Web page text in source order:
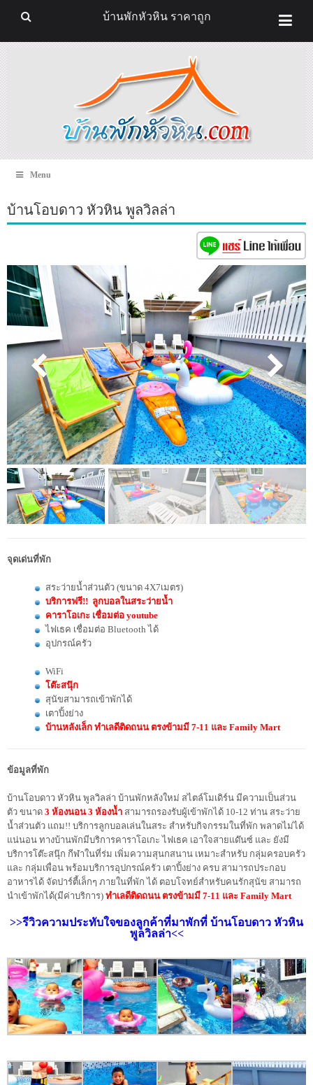
Menu
บ้านโอบดาว หัวหิน พูลวิลล่า
จุดเด่นที่พัก
สระว่ายน้ำส่วนตัว (ขนาด 4X7เมตร)
บริการฟรี!! ลูกบอลในสระว่ายน้ำ
คาราโอเกะ เชื่อมต่อ youtube
ไฟเธค เชื่อมต่อ Bluetooth ได้
อุปกรณ์ครัว
WiFi
โต๊ะสนุ๊ก
สุนัขสามารถเข้าพักได้
เตาปิ้งย่าง
บ้านหลังเล็ก ทำเลดีติดถนน ตรงข้ามมี 7-11 และ Family Mart
ข้อมูลที่พัก
บ้านโอบดาว หัวหิน พูลวิลล่า บ้านพักหลังใหม่ สไตล์โมเดิร์น มีความเป็นส่วน
ตัว ขนาด 3 ห้องนอน 3 ห้องน้ำ สามารถรองรับผู้เข้าพักได้ 10-12 ท่าน สระว่าย
น้ำส่วนตัว แถม!! บริการลูกบอลเล่นในสระ สำหรับกิจกรรมในที่พัก พลาดไม่ได้
แน่นอน ทางบ้านพักมีบริการคาราโอเกะ ไฟเธค เอาใจสายแด๊นซ์ และ ยังมี
บริการโต๊ะสนุ๊ก กีฬาในที่ร่ม เพิ่มความสุนกสนาน เหมาะสำหรับ กลุ่มครอบครัว
และ กลุ่มเพื่อน พร้อมบริการอุปกรณ์ครัว เตาปิ้งย่าง ครบ สามารถประกอบ
อาหารได้ จัดปาร์ตี้เล็กๆ ภายในที่พัก ได้ ตอบโจทย์สำหรับคนรักสุนัข สามารถ
นำเข้าพักได้(มีค่าบริการ) ทำเลดีติดถนน ตรงข้ามมี 7-11 และ Family Mart
>>รีวิวความประทับใจของลูกค้าที่มาพักที่ บ้านโอบดาว หัวหิน
พูลวิลล่า<<
บ้านพักหัวหิน ราคาถูก